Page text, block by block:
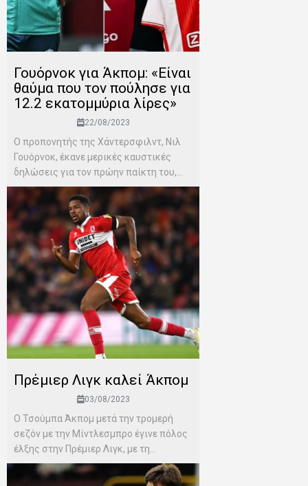
Γουόρνοκ για Άκπομ: «Είναι
θαύμα που τον πούλησε για
12.2 εκατομμύρια λίρες»
22/08/2023
Ο προπονητής της Χάντερσφιλντ, Νιλ
Γουόρνοκ, έκανε μερικές καυστικές
δηλώσεις για τον πρώην παίκτη του,...
Πρέμιερ Λιγκ καλεί Άκπομ
03/08/2023
Ο Τσούμπα Άκπομ μετά την τρομερή
σεζόν με την Μίντλεσμπρο έγινε πόλος
έλξης στην Πρέμιερ Λιγκ, με τη...